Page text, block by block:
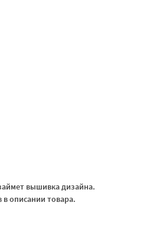
вышивка дизайна.
описании товара.